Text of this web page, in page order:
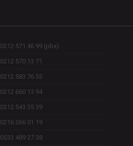
0212 571 46 99 (pbx)
0212 570 13 71
0212 583 76 53
0212 660 13 94
0212 543 35 39
0216 366 01 19
0533 489 27 38